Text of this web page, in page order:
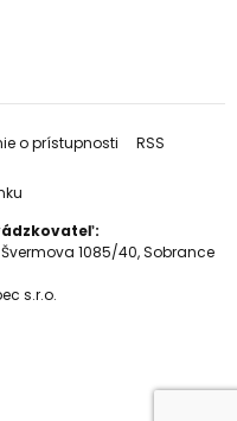
o prístupnosti RSS
1085/40, Sobrance
s.r.o.